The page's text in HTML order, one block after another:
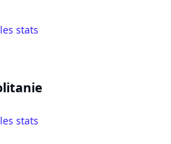
stats
stats